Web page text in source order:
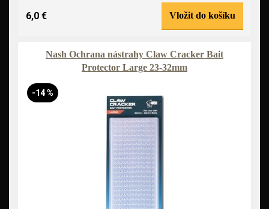
6,0 € Vložit do košíku
Nash Ochrana nástrahy Claw Cracker Bait
Protector Large 23-32mm
-14 %